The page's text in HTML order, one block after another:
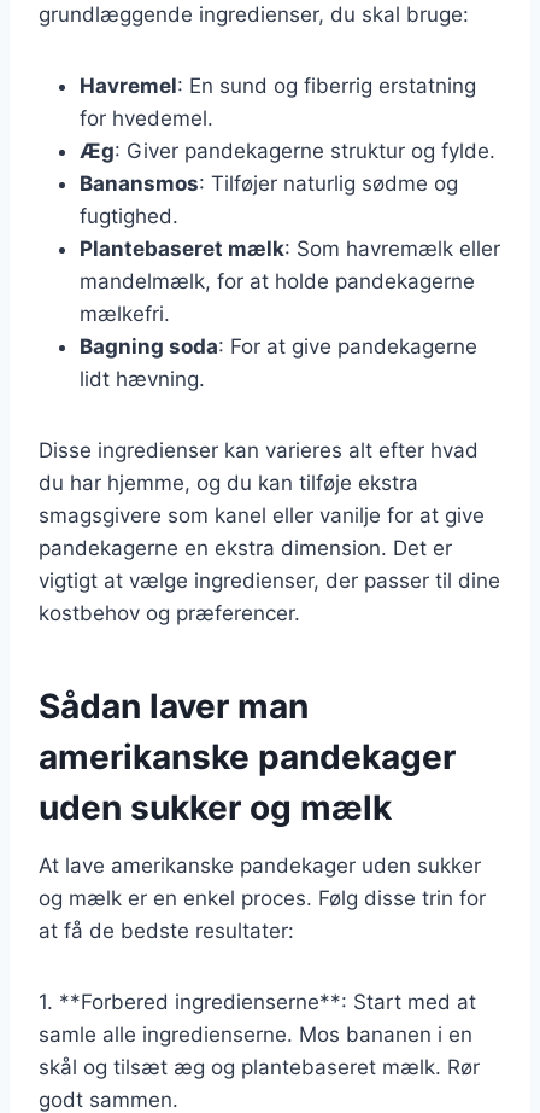
grundlæggende ingredienser, du skal bruge:
Havremel: En sund og fiberrig erstatning
for hvedemel.
Æg: Giver pandekagerne struktur og fylde.
Banansmos: Tilføjer naturlig sødme og
fugtighed.
Plantebaseret mælk: Som havremælk eller
mandelmælk, for at holde pandekagerne
mælkefri.
Bagning soda: For at give pandekagerne
lidt hævning.
Disse ingredienser kan varieres alt efter hvad
du har hjemme, og du kan tilføje ekstra
smagsgivere som kanel eller vanilje for at give
pandekagerne en ekstra dimension. Det er
vigtigt at vælge ingredienser, der passer til dine
kostbehov og præferencer.
Sådan laver man
amerikanske pandekager
uden sukker og mælk
At lave amerikanske pandekager uden sukker
og mælk er en enkel proces. Følg disse trin for
at få de bedste resultater:
1. **Forbered ingredienserne**: Start med at
samle alle ingredienserne. Mos bananen i en
skål og tilsæt æg og plantebaseret mælk. Rør
godt sammen.